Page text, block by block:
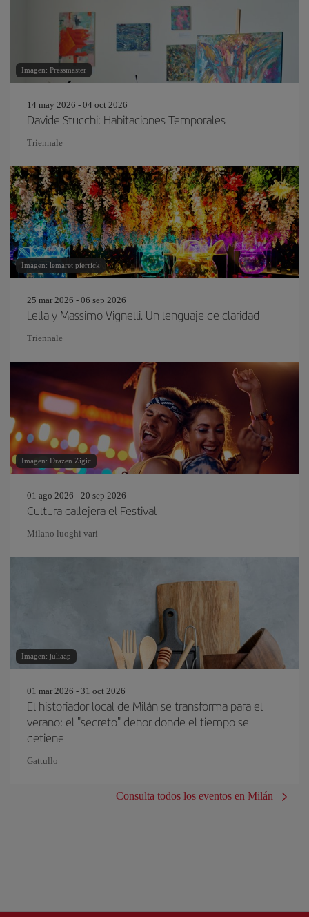
Imagen: Pressmaster
14 may 2026 - 04 oct 2026
Davide Stucchi: Habitaciones Temporales
Triennale
Imagen: lemaret pierrick
25 mar 2026 - 06 sep 2026
Lella y Massimo Vignelli. Un lenguaje de claridad
Triennale
Imagen: Drazen Zigic
01 ago 2026 - 20 sep 2026
Cultura callejera el Festival
Milano luoghi vari
Imagen: juliaap
01 mar 2026 - 31 oct 2026
El historiador local de Milán se transforma para el
verano: el "secreto" dehor donde el tiempo se
detiene
Gattullo
Consulta todos los eventos en Milán